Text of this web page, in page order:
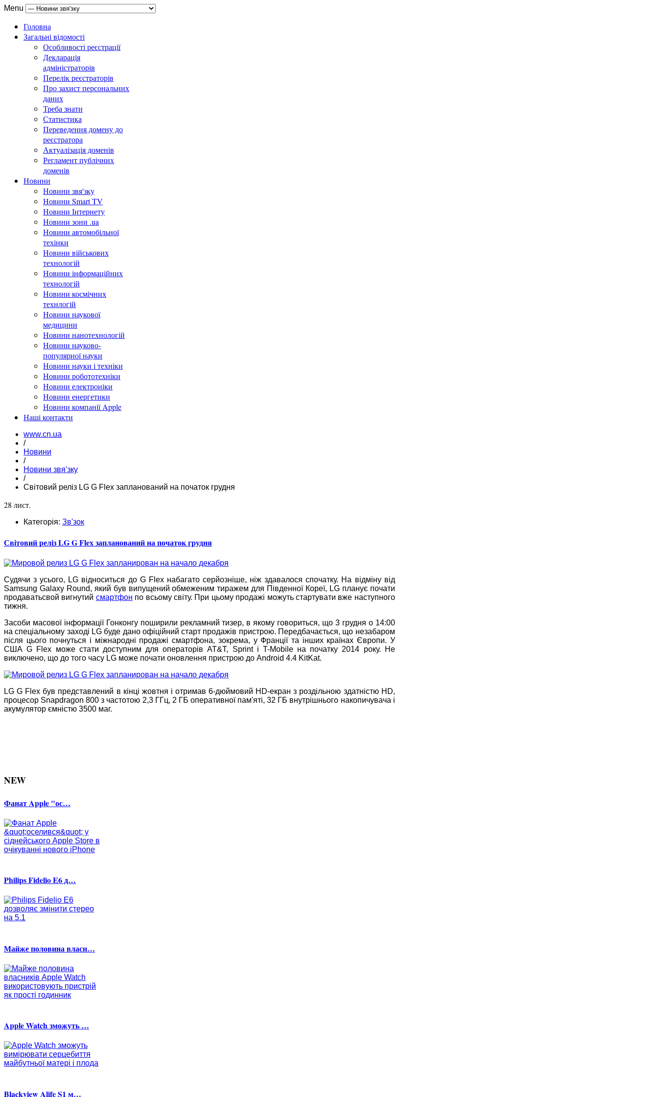
Menu
Головна
Загальні відомості
Особливості реєстрації
Декларація
адміністраторів
Перелік реєстраторів
Про захист персональних
даних
Треба знати
Статистика
Переведення домену до
реєстратора
Актуалізація доменів
Регламент публічних
доменів
Новини
Новини звя'зку
Новини Smart TV
Новини Інтернету
Новини зони .ua
Новини автомобільної
техінки
Новини військових
технологій
Новини інформаційних
технологій
Новини космічних
технлогій
Новини наукової
медицини
Новини нанотехнологій
Новини науково-
популярної науки
Новини науки і техніки
Новини робототехніки
Новини електроніки
Новини енергетики
Новини компанії Apple
Наші контакти
www.cn.ua
/
Новини
/
Новини звя'зку
/
Світовий реліз LG G Flex запланований на початок грудня
28 лист.
Категорія: Зв'зок
Світовий реліз LG G Flex запланований на початок грудня
Судячи з усього, LG відноситься до G Flex набагато серйозніше, ніж здавалося спочатку. На відміну від
Samsung Galaxy Round, який був випущений обмеженим тиражем для Південної Кореї, LG планує почати
продаватьсвой вигнутий смартфон по всьому світу. При цьому продажі можуть стартувати вже наступного
тижня.
Засоби масової інформації Гонконгу поширили рекламний тизер, в якому говориться, що 3 грудня о 14:00
на спеціальному заході LG буде дано офіційний старт продажів пристрою. Передбачається, що незабаром
після цього почнуться і міжнародні продажі смартфона, зокрема, у Франції та інших країнах Європи. У
США G Flex може стати доступним для операторів AT&T, Sprint і T-Mobile на початку 2014 року. Не
виключено, що до того часу LG може почати оновлення пристрою до Android 4.4 KitKat.
LG G Flex був представлений в кінці жовтня і отримав 6-дюймовий HD-екран з роздільною здатністю HD,
процесор Snapdragon 800 з частотою 2,3 ГГц, 2 ГБ оперативної пам'яті, 32 ГБ внутрішнього накопичувача і
акумулятор ємністю 3500 маг.
NEW
Фанат Apple "ос…
Philips Fidelio E6 д…
Майже половина власн…
Apple Watch зможуть …
Blackview Alife S1 м…